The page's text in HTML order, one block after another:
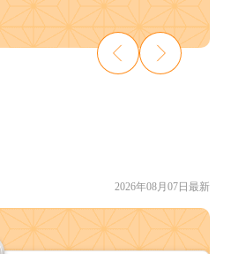
トレ 感覚刺激 海の生き物 魚
デ 木のパズル 想像力 創造力
観察力 手先の器用さ
H50mm D320mm ヒノキ ス
2026年08月07日最新